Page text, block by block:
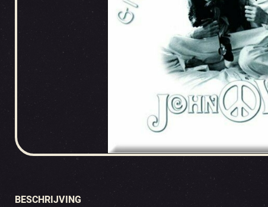
BESCHRIJVING